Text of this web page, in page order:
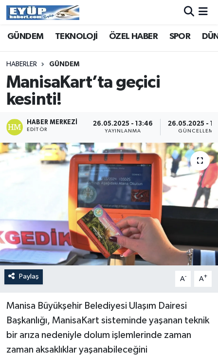
GÜNDEM TEKNOLOJİ ÖZEL HABER SPOR
HABERLER GÜNDEM
ManisaKart’ta geçici
kesinti!
HABER MERKEZI
EDITÖR
26.05.2025 - 13:46
YAYINLANMA
26.05.2025 -
GÜNCELLEME
Paylaş A- A+
Manisa Büyükşehir Belediyesi Ulaşım Dairesi
Başkanlığı, ManisaKart sisteminde yaşanan teknik
bir arıza nedeniyle dolum işlemlerinde zaman
zaman aksaklıklar yaşanabileceğini